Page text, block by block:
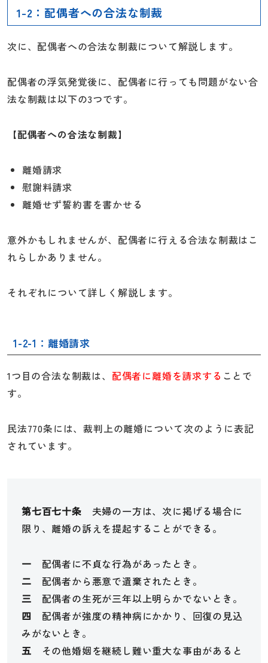
1-2：配偶者への合法な制裁
次に、配偶者への合法な制裁について解説します。
配偶者の浮気発覚後に、配偶者に行っても問題がない合
法な制裁は以下の3つです。
【配偶者への合法な制裁】
離婚請求
慰謝料請求
離婚せず誓約書を書かせる
意外かもしれませんが、配偶者に行える合法な制裁はこ
れらしかありません。
それぞれについて詳しく解説します。
1-2-1：離婚請求
1つ目の合法な制裁は、 配偶者に離婚を請求する ことで
す。
民法770条には、裁判上の離婚について次のように表記
されています。
第七百七十条 夫婦の一方は、次に掲げる場合に
限り、離婚の訴えを提起することができる。
一 配偶者に不貞な行為があったとき。
二 配偶者から悪意で遺棄されたとき。
三 配偶者の生死が三年以上明らかでないとき。
四 配偶者が強度の精神病にかかり、回復の見込
みがないとき。
五 その他婚姻を継続し難い重大な事由があると